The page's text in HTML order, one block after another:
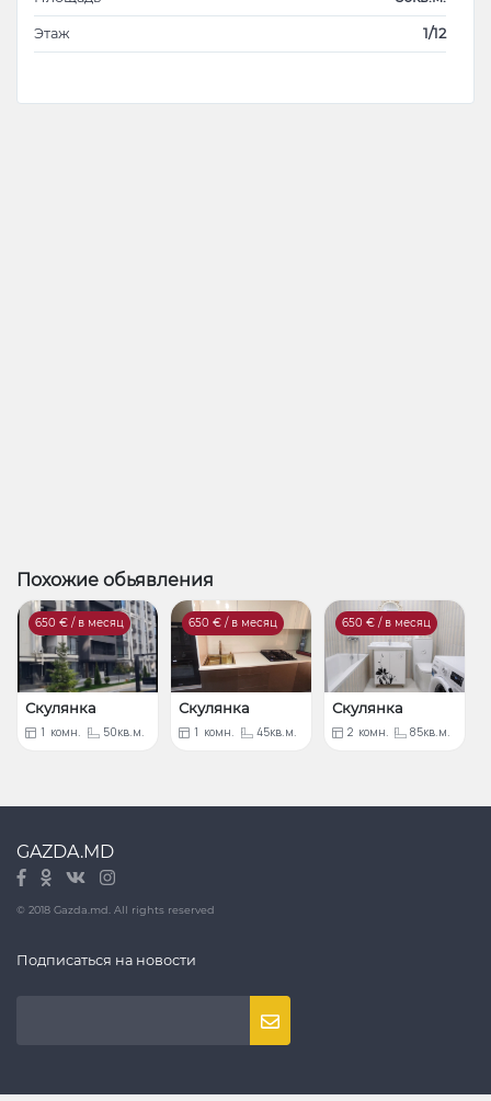
Этаж 1/12
Похожие обьявления
650 € / в месяц
Скулянка
1 комн. 50кв.м.
650 € / в месяц
Скулянка
1 комн. 45кв.м.
650 € / в месяц
Скулянка
2 комн. 85кв.м.
GAZDA.MD
© 2018 Gazda.md. All rights reserved
Подписаться на новости